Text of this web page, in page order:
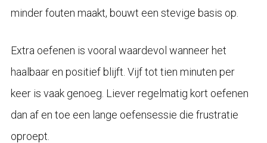
minder fouten maakt, bouwt een stevige basis op.
Extra oefenen is vooral waardevol wanneer het
haalbaar en positief blijft. Vijf tot tien minuten per
keer is vaak genoeg. Liever regelmatig kort oefenen
dan af en toe een lange oefensessie die frustratie
oproept.